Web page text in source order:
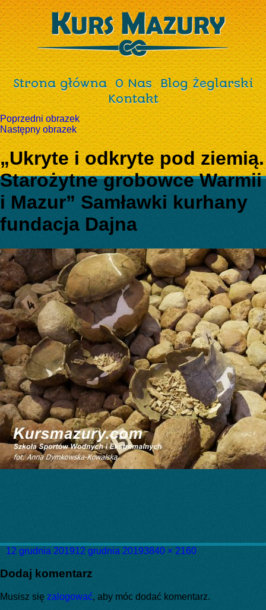
Strona główna O Nas
Blog Żeglarski
Kontakt
Poprzedni obrazek
Następny obrazek
„Ukryte i odkryte pod ziemią.
Starożytne grobowce Warmii
i Mazur” Samławki kurhany
fundacja Dajna
Data
12 grudnia 201912 grudnia 2019Pełny
3840 × 2160
Dodaj komentarz
Musisz się zalogować, aby móc dodać komentarz.